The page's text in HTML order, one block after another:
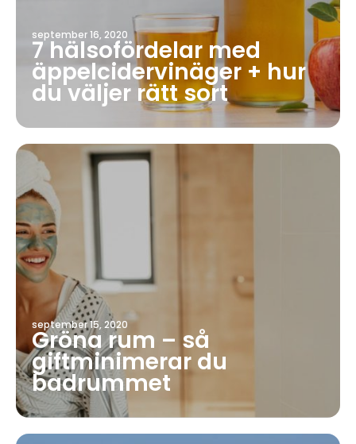
september 16, 2020
7 hälsofördelar med
äppelcidervinäger + hur
du väljer rätt sort
september 15, 2020
Gröna rum – så
giftminimerar du
badrummet